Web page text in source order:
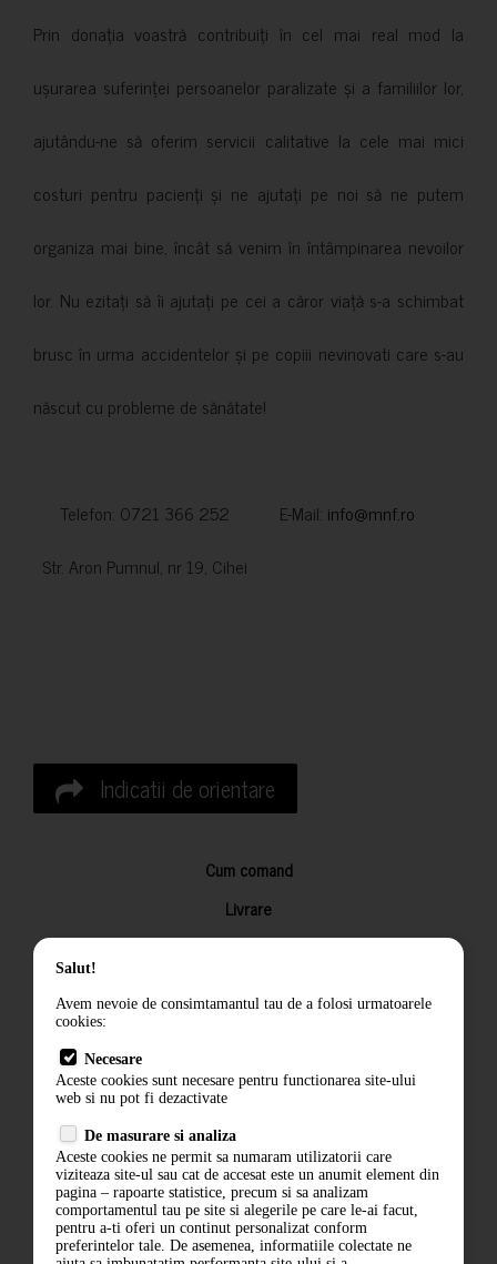
Prin donația voastră contribuiți în cel mai real mod la
ușurarea suferinței persoanelor paralizate și a familiilor lor,
ajutându-ne să oferim servicii calitative la cele mai mici
costuri pentru pacienți și ne ajutați pe noi să ne putem
organiza mai bine, încât să venim în întâmpinarea nevoilor
lor. Nu ezitați să îi ajutați pe cei a căror viață s-a schimbat
brusc în urma accidentelor și pe copiii nevinovati care s-au
născut cu probleme de sănătate!
Telefon: 0721 366 252 E-Mail: info@mnf.ro
Str. Aron Pumnul, nr 19, Cihei
Indicatii de orientare
Cum comand
Livrare
Returnarea produselor
Termeni si conditii
Politica de confidentialitate
ANPC
Salut!
Avem nevoie de consimtamantul tau de a folosi urmatoarele
cookies:
Necesare
Aceste cookies sunt necesare pentru functionarea site-ului
web si nu pot fi dezactivate
De masurare si analiza
Aceste cookies ne permit sa numaram utilizatorii care
viziteaza site-ul sau cat de accesat este un anumit element din
pagina – rapoarte statistice, precum si sa analizam
comportamentul tau pe site si alegerile pe care le-ai facut,
pentru a-ti oferi un continut personalizat conform
preferintelor tale. De asemenea, informatiile colectate ne